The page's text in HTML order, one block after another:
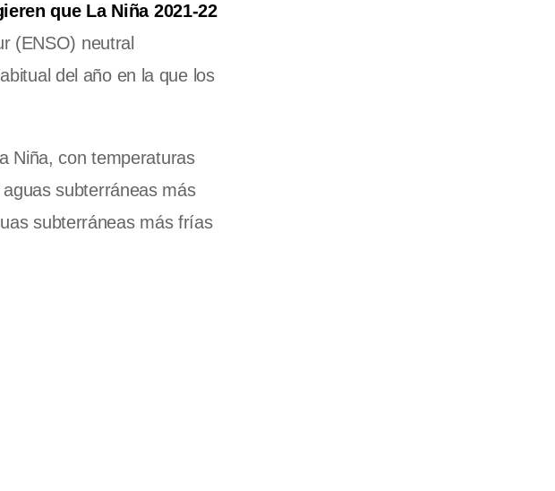
que La Niña 2021-22
(ENSO) neutral
del año en la que los
Niña, con temperaturas
subterráneas más
subterráneas más frías